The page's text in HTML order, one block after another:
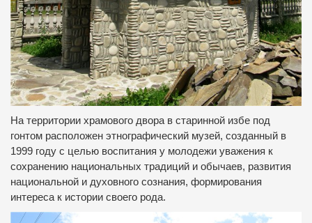
На территории храмового двора в старинной избе под
гонтом расположен этнографический музей, созданный в
1999 году с целью воспитания у молодежи уважения к
сохранению национальных традиций и обычаев, развития
национальной и духовного сознания, формирования
интереса к истории своего рода.